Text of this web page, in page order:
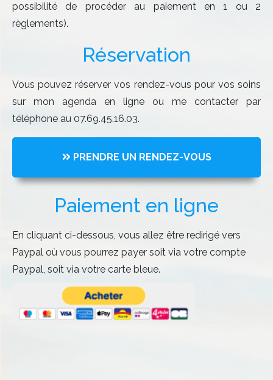
possibilité de procéder au paiement en 1 ou 2
règlements).
Réservation
Vous pouvez réserver vos rendez-vous pour vos soins
sur mon agenda en ligne ou me contacter par
téléphone au 07.69.45.16.03.
PRENDRE UN RENDEZ-VOUS
Paiement en ligne
En cliquant ci-dessous, vous allez être redirigé vers
Paypal où vous pourrez payer soit via votre compte
Paypal, soit via votre carte bleue.